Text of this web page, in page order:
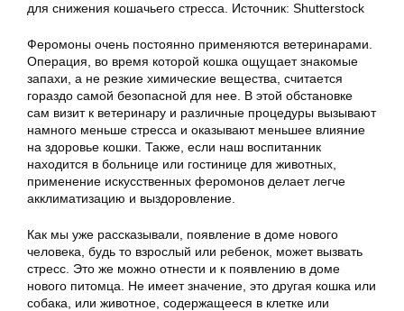
для снижения кошачьего стресса. Источник: Shutterstock
Феромоны очень постоянно применяются ветеринарами.
Операция, во время которой кошка ощущает знакомые
запахи, а не резкие химические вещества, считается
гораздо самой безопасной для нее. В этой обстановке
сам визит к ветеринару и различные процедуры вызывают
намного меньше стресса и оказывают меньшее влияние
на здоровье кошки. Также, если наш воспитанник
находится в больнице или гостинице для животных,
применение искусственных феромонов делает легче
акклиматизацию и выздоровление.
Как мы уже рассказывали, появление в доме нового
человека, будь то взрослый или ребенок, может вызвать
стресс. Это же можно отнести и к появлению в доме
нового питомца. Не имеет значение, это другая кошка или
собака, или животное, содержащееся в клетке или